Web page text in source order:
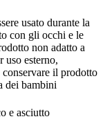
usato durante la
con gli occhi e le
non adatto a
uso esterno,
il prodotto
dei bambini
e asciutto